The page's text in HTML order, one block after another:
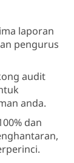
laporan
pengurus
audit
anda.
dan